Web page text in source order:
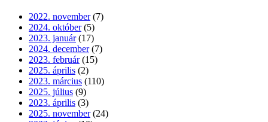
2022. november (7)
2024. október (5)
2023. január (17)
2024. december (7)
2023. február (15)
2025. április (2)
2023. március (110)
2025. július (9)
2023. április (3)
2025. november (24)